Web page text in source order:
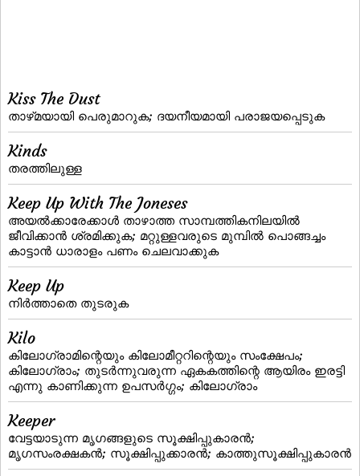
Kiss The Dust
താഴ്‌മയായി പെരുമാറുക; ദയനീയമായി പരാജയപ്പെടുക
Kinds
തരത്തിലുള്ള
Keep Up With The Joneses
അയല്‍ക്കാരേക്കാള്‍ താഴാത്ത സാമ്പത്തികനിലയില്‍
ജീവിക്കാന്‍ ശ്രമിക്കുക; മറ്റുള്ളവരുടെ മുമ്പില്‍ പൊങ്ങച്ചം
കാട്ടാന്‍ ധാരാളം പണം ചെലവാക്കുക
Keep Up
നിര്‍ത്താതെ തുടരുക
Kilo
കിലോഗ്രാമിന്റെയും കിലോമീറ്ററിന്റെയും സംക്ഷേപം;
കിലോഗ്രാം; തുടര്‍ന്നുവരുന്ന ഏകകത്തിന്റെ ആയിരം ഇരട്ടി
എന്നു കാണിക്കുന്ന ഉപസര്‍ഗ്ഗം; കിലോഗ്രാം
Keeper
വേട്ടയാടുന്ന മൃഗങ്ങളുടെ സൂക്ഷിപ്പുകാരന്‍;
മൃഗസംരക്ഷകന്‍; സൂക്ഷിപ്പുക്കാരന്‍; കാത്തുസൂക്ഷിപ്പുകാരന്‍